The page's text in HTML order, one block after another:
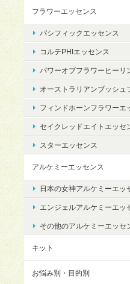
フラワーエッセンス
パシフィックエッセンス
コルテPHIエッセンス
パワーオブフラワーヒーリ
オーストラリアンブッシュ
フィンドホーンフラワーエ
セイクレッドエイトエッセ
スターエッセンス
アルケミーエッセンス
日本の女神アルケミーエッ
エンジェルアルケミーエッ
その他のアルケミーエッセ
キット
お悩み別・目的別